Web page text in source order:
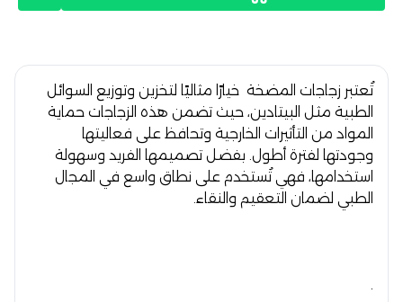
تُعتبر زجاجات المضخة خيارًا مثاليًا لتخزين وتوزيع السوائل
الطبية مثل البيتادين، حيث تضمن هذه الزجاجات حماية
المواد من التأثيرات الخارجية وتحافظ على فعاليتها
وجودتها لفترة أطول. بفضل تصميمها الفريد وسهولة
استخدامها، فهي تُستخدم على نطاق واسع في المجال
الطبي لضمان التعقيم والنقاء.